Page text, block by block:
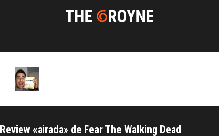
Review «airada» de Fear The Walking Dead